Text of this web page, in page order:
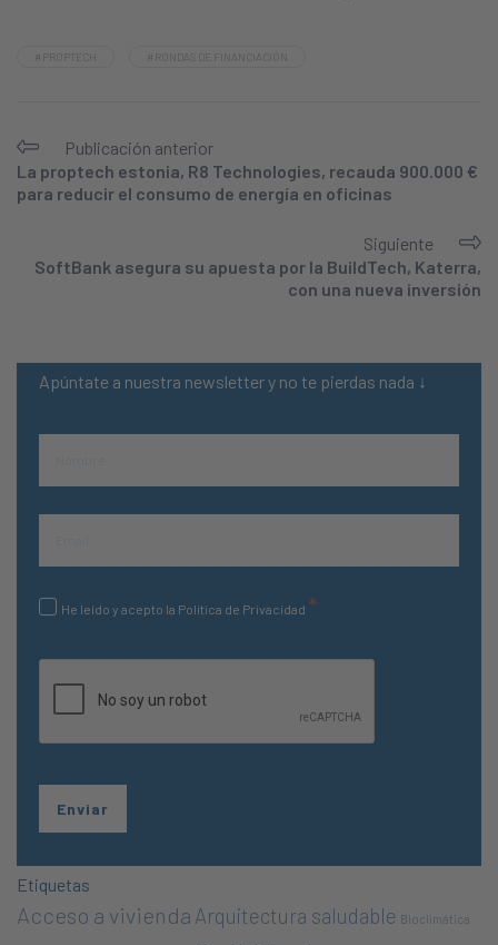
#PROPTECH #RONDAS DE FINANCIACIÓN
Publicación anterior
La proptech estonia, R8 Technologies, recauda 900.000 €
para reducir el consumo de energía en oficinas
Siguiente
SoftBank asegura su apuesta por la BuildTech, Katerra,
con una nueva inversión
Apúntate a nuestra newsletter y no te pierdas nada ↓
He leído y acepto la Política de Privacidad *
Etiquetas
Acceso a vivienda Arquitectura saludable Bioclimática